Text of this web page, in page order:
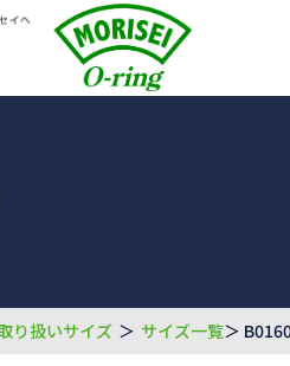
り扱いサイズ ＞ サイズ一覧＞